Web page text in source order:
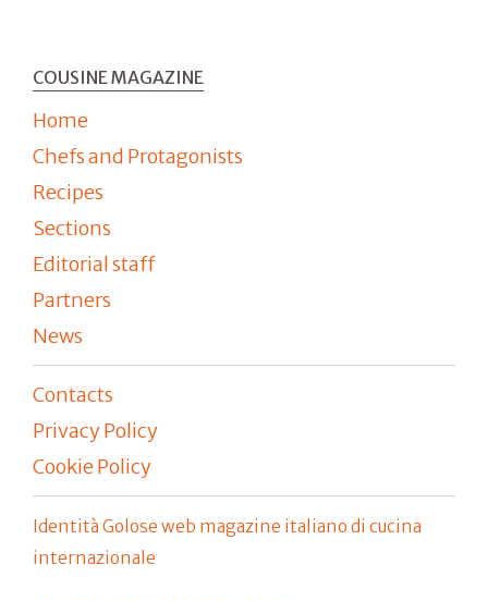
COUSINE MAGAZINE
Home
Chefs and Protagonists
Recipes
Sections
Editorial staff
Partners
News
Contacts
Privacy Policy
Cookie Policy
Identità Golose web magazine italiano di cucina
internazionale